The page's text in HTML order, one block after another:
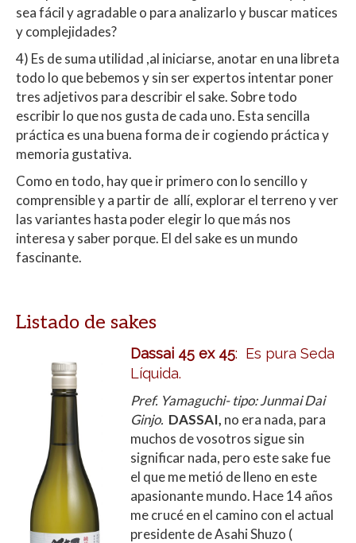
sea fácil y agradable o para analizarlo y buscar matices
y complejidades?
4) Es de suma utilidad ,al iniciarse, anotar en una libreta
todo lo que bebemos y sin ser expertos intentar poner
tres adjetivos para describir el sake. Sobre todo
escribir lo que nos gusta de cada uno. Esta sencilla
práctica es una buena forma de ir cogiendo práctica y
memoria gustativa.
Como en todo, hay que ir primero con lo sencillo y
comprensible y a partir de allí, explorar el terreno y ver
las variantes hasta poder elegir lo que más nos
interesa y saber porque. El del sake es un mundo
fascinante.
Listado de sakes
Dassai 45 ex 45: Es pura Seda
Líquida.
Pref. Yamaguchi- tipo: Junmai Dai
Ginjo. DASSAI, no era nada, para
muchos de vosotros sigue sin
significar nada, pero este sake fue
el que me metió de lleno en este
apasionante mundo. Hace 14 años
me crucé en el camino con el actual
presidente de Asahi Shuzo (